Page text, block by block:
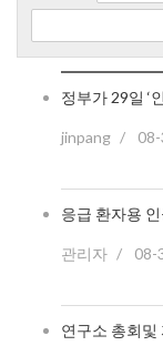
정부가 29일 ‘
jinpang 08-
응급 환자용
관리자 08-
연구소 총회및